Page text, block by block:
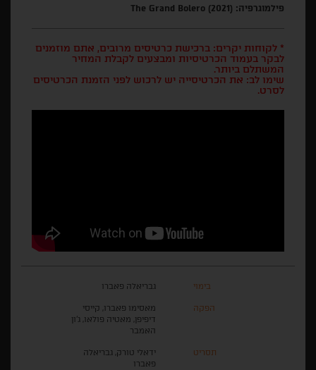
פילמוגרפיה: The Grand Bolero (2021)
* לקוחות יקרים: ברכישת כרטיסים מרובים, אתם מוזמנים
לבקר בעמוד הכרטיסיות ומבצעים לקבלת המחיר
המשתלם ביותר.
שימו לב: את הכרטיסייה יש לרכוש לפני הזמנת הכרטיסים
לסרט.
בימוי גבריאלה פאברו
הפקה
מאסימו פאברו, קייסי
דיפיפן, מאטיה פולאו, ג'ון
האמבר
תסריט
ידאלי טורק, גבריאלה
פאברו